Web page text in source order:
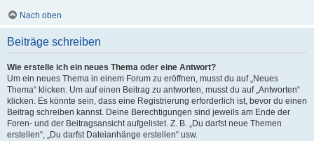
Nach oben
Beiträge schreiben
Wie erstelle ich ein neues Thema oder eine Antwort?
Um ein neues Thema in einem Forum zu eröffnen, musst du auf „Neues
Thema“ klicken. Um auf einen Beitrag zu antworten, musst du auf „Antworten“
klicken. Es könnte sein, dass eine Registrierung erforderlich ist, bevor du einen
Beitrag schreiben kannst. Deine Berechtigungen sind jeweils am Ende der
Foren- und der Beitragsansicht aufgelistet. Z. B. „Du darfst neue Themen
erstellen“, „Du darfst Dateianhänge erstellen“ usw.